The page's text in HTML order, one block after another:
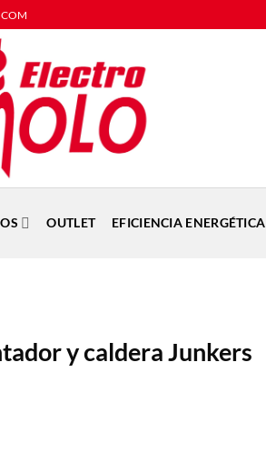
OUTLET EFICIENCIA ENERGÉTICA
y caldera Junkers